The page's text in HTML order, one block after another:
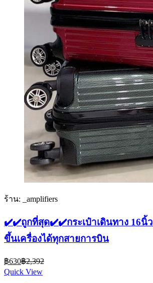
ร้าน: _amplifiers
✔️✔️ถูกที่สุด✔️✔️กระเป๋าเดินทาง 16นิ้ว
ขึ้นเครื่องได้ทุกสายการบิน
฿630Current
price
is:
฿2,392
Quick View